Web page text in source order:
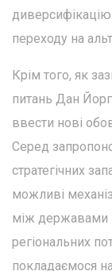
переходу на
Крім того, як
питань Дан
ввести нові
Серед
стратегічних
можливі
між державами
регіональних
покладаємося